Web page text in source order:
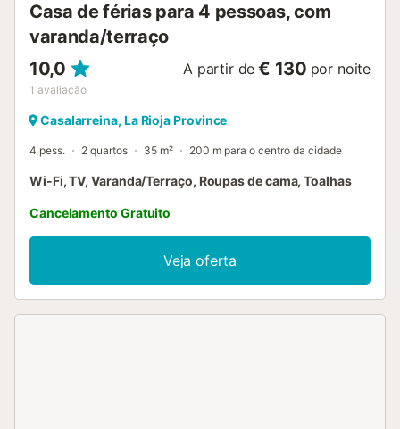
Casa de férias para 4 pessoas, com
varanda/terraço
10,0
1 avaliação
A partir de € 130 por noite
Casalarreina, La Rioja Province
4 pess. 2 quartos 35 m² 200 m para o centro da cidade
Wi-Fi, TV, Varanda/Terraço, Roupas de cama, Toalhas
Cancelamento Gratuito
Veja oferta